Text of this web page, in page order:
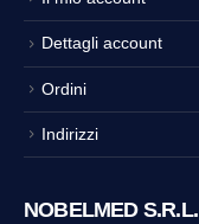
Dettagli account
Ordini
Indirizzi
NOBELMED S.R.L.